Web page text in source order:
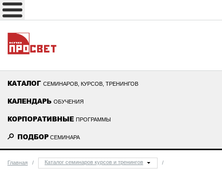
КАТАЛОГ СЕМИНАРОВ, КУРСОВ, ТРЕНИНГОВ
КАЛЕНДАРЬ ОБУЧЕНИЯ
КОРПОРАТИВНЫЕ ПРОГРАММЫ
ПОДБОР СЕМИНАРА
Главная / Каталог семинаров курсов и тренингов
/